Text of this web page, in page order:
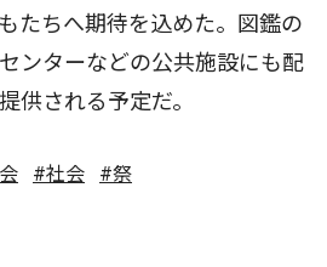
たちへ期待を込めた。図鑑の
ンターなどの公共施設にも配
供される予定だ。
#社会 #祭